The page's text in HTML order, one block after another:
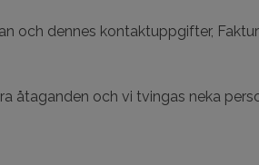
och dennes kontaktuppgifter,
åtaganden och vi tvingas neka